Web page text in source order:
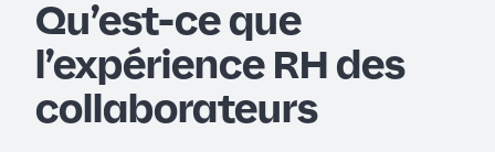
Qu’est-ce que
l’expérience RH des
collaborateurs